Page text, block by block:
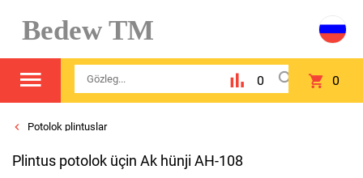
Bedew TM
0 0
Potolok plintuslar
Plintus potolok üçin Ak hünji AH-108